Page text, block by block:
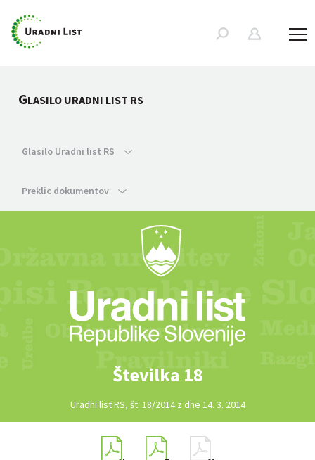
GLASILO URADNI LIST RS
Glasilo Uradni list RS
Preklic dokumentov
Številka 18
Uradni list RS, št. 18/2014 z dne 14. 3. 2014